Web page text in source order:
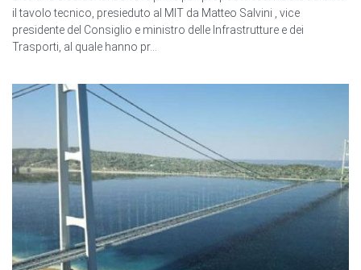
il tavolo tecnico, presieduto al MIT da Matteo Salvini , vice
presidente del Consiglio e ministro delle Infrastrutture e dei
Trasporti, al quale hanno pr...